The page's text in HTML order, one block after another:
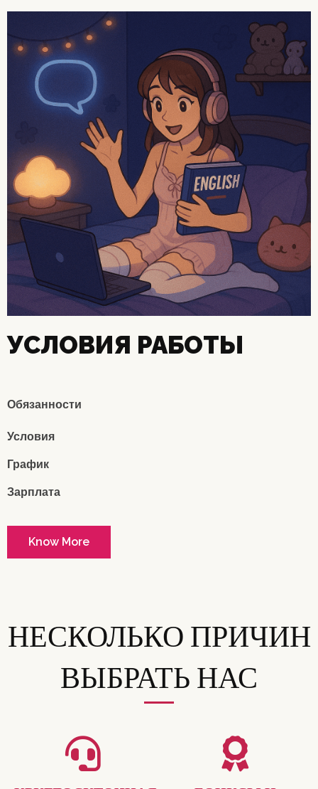
УСЛОВИЯ РАБОТЫ
Обязанности
Условия
График
Зарплата
Know More
НЕСКОЛЬКО ПРИЧИН
ВЫБРАТЬ НАС